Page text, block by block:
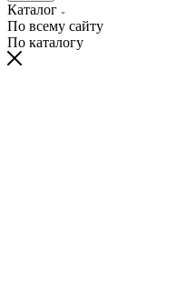
Каталог
По всему сайту
По каталогу